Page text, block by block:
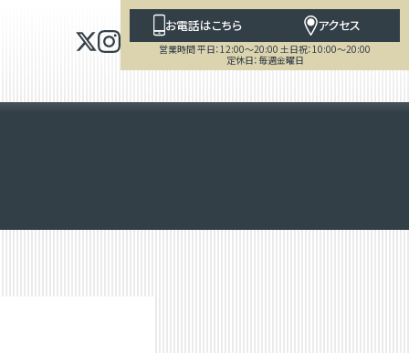
お電話はこちら アクセス
営業時間 平日：12:00～20:00 土日祝：10:00～20:00
定休日：毎週金曜日